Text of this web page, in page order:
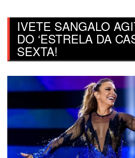
IVETE SANGALO
DO ‘ESTRELA DA
SEXTA!